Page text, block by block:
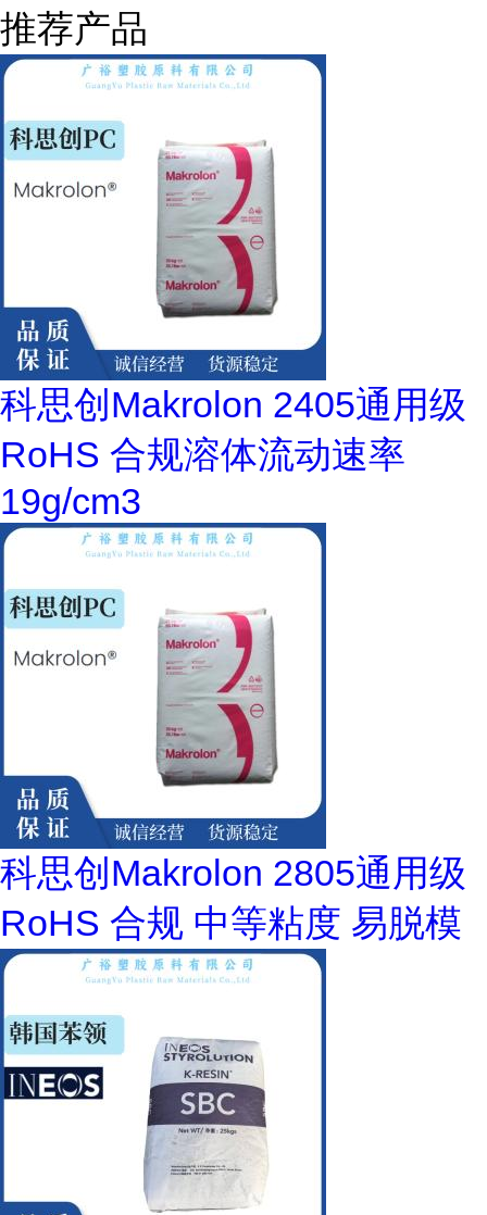
推荐产品
科思创Makrolon 2405通用级
RoHS 合规溶体流动速率
19g/cm3
科思创Makrolon 2805通用级
RoHS 合规 中等粘度 易脱模